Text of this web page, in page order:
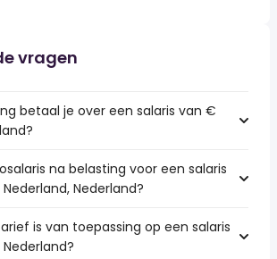
vragen
betaal je over een salaris van €
na belasting voor een salaris
Nederland?
is van toepassing op een salaris